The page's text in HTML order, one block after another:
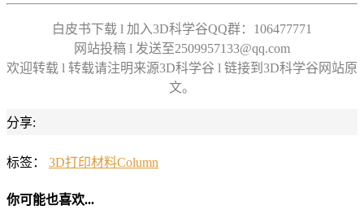
白皮书下载 l 加入3D科学谷QQ群：106477771
网站投稿 l 发送至2509957133@qq.com
欢迎转载 l 转载请注明来源3D科学谷 l 链接到3D科学谷网站原
文。
分享:
标签： 3D打印材料Column
你可能也喜欢...